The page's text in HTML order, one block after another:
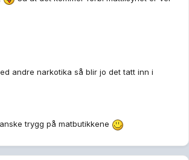
andre narkotika så blir jo det tatt inn i
trygg på matbutikkene